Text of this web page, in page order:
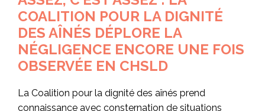
COALITION POUR LA DIGNITÉ
DES AÎNÉS DÉPLORE LA
NÉGLIGENCE ENCORE UNE FOIS
OBSERVÉE EN CHSLD
La Coalition pour la dignité des aînés prend
connaissance avec consternation de situations